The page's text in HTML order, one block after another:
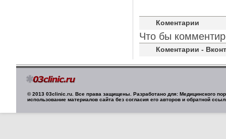
Коментарии
Что бы
Коментарии -
© 2013 03clinic.ru. Все права защищены. Разработано для: Медицинского
использование материалов сайта без согласия его авторов и обратной